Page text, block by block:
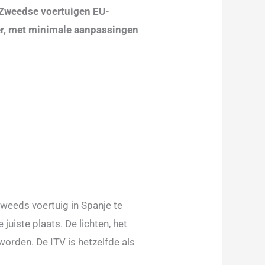
voertuigen EU-
met minimale aanpassingen
voertuig in Spanje te
juiste plaats. De lichten, het
De ITV is hetzelfde als